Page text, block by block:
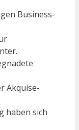
Business-
Akquise-
haben sich